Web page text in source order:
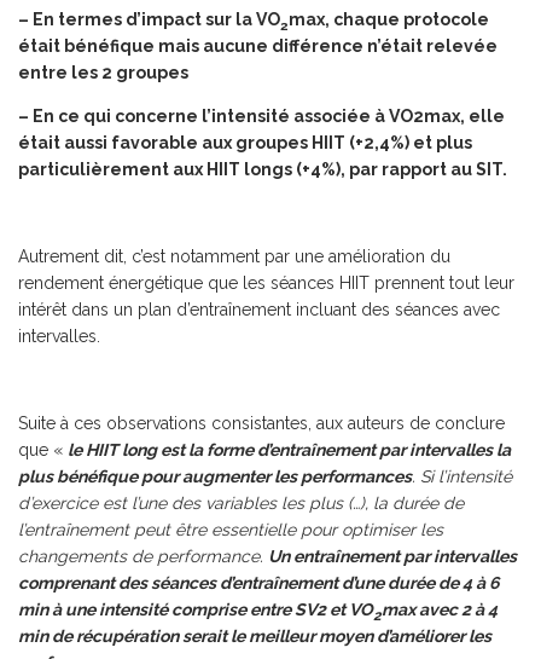
– En termes d’impact sur la VO2max, chaque protocole
était bénéfique mais aucune différence n’était relevée
entre les 2 groupes
– En ce qui concerne l’intensité associée à VO2max, elle
était aussi favorable aux groupes HIIT (+2,4%) et plus
particulièrement aux HIIT longs (+4%), par rapport au SIT.
Autrement dit, c’est notamment par une amélioration du
rendement énergétique que les séances HIIT prennent tout leur
intérêt dans un plan d’entraînement incluant des séances avec
intervalles.
Suite à ces observations consistantes, aux auteurs de conclure
que « le HIIT long est la forme d’entraînement par intervalles la
plus bénéfique pour augmenter les performances. Si l’intensité
d’exercice est l’une des variables les plus (…), la durée de
l’entraînement peut être essentielle pour optimiser les
changements de performance. Un entraînement par intervalles
comprenant des séances d’entraînement d’une durée de 4 à 6
min à une intensité comprise entre SV2 et VO2max avec 2 à 4
min de récupération serait le meilleur moyen d’améliorer les